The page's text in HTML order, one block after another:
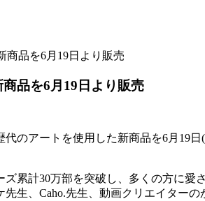
品を6月19日より販売
品を6月19日より販売
のアートを使用した新商品を6月19日
累計30万部を突破し、多くの方に愛
生、Caho.先生、動画クリエイターの